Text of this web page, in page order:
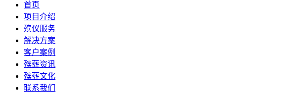
首页
项目介绍
殡仪服务
解决方案
客户案例
殡葬资讯
殡葬文化
联系我们